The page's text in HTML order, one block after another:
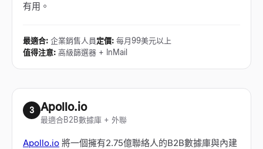
有用。
最適合: 企業銷售人員定價: 每月99美元以上
值得注意: 高級篩選器 + InMail
3 Apollo.io
最適合B2B數據庫 + 外聯
Apollo.io 將一個擁有2.75億聯絡人的B2B數據庫與內建